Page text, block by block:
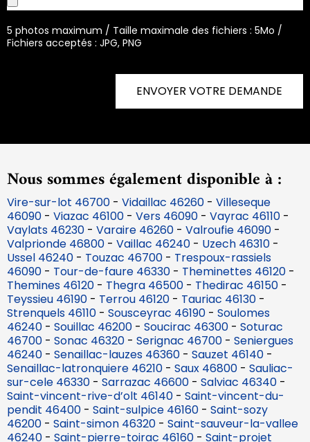
5 photos maximum / Taille maximale des fichiers : 5Mo /
Fichiers acceptés : JPG, PNG
ENVOYER VOTRE DEMANDE
Nous sommes également disponible à :
Vire-sur-lot 46700 - Vidaillac 46260 - Villeseque
46090 - Viazac 46100 - Vers 46090 - Vayrac 46110 -
Vaylats 46230 - Varaire 46260 - Valroufie 46090 -
Valprionde 46800 - Vaillac 46240 - Uzech 46310 -
Ussel 46240 - Touzac 46700 - Trespoux-rassiels
46090 - Tour-de-faure 46330 - Theminettes 46120 -
Themines 46120 - Thegra 46500 - Thedirac 46150 -
Teyssieu 46190 - Terrou 46120 - Tauriac 46130 -
Strenquels 46110 - Sousceyrac 46190 - Soulomes
46240 - Souillac 46200 - Soucirac 46300 - Soturac
46700 - Sonac 46320 - Serignac 46700 - Seniergues
46240 - Senaillac-lauzes 46360 - Sauzet 46140 -
Senaillac-latronquiere 46210 - Saux 46800 - Sauliac-
sur-cele 46330 - Sarrazac 46600 - Salviac 46340 -
Saint-vincent-rive-d’olt 46140 - Saint-vincent-du-
pendit 46400 - Saint-sulpice 46160 - Saint-sozy
46200 - Saint-simon 46320 - Saint-sauveur-la-vallee
46240 - Saint-pierre-toirac 46160 - Saint-projet